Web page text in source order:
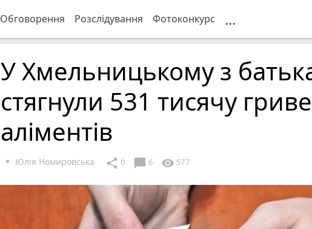
Обговорення Розслідування Фотоконкурс ...
У Хмельницькому з
стягнули 531 тисячу
аліментів
Юлія Номировська share 0 chat_bubble 6 visibility 577